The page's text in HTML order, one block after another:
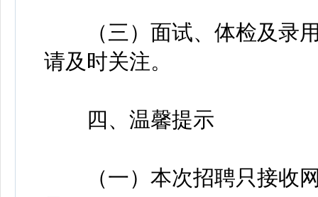
（三）面试、体检及录用
请及时关注。
四、温馨提示
（一）本次招聘只接收网